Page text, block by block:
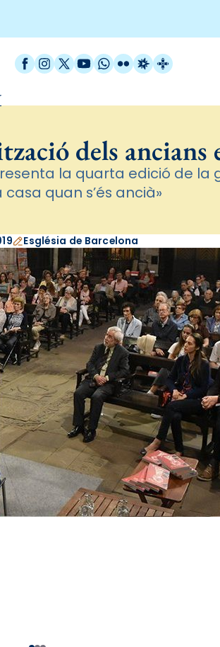
Facebook
Instagram
X / Twitter
YouTube
WhatsApp
FlickrRadio Estel
dels ancians
la quarta edició de la
quan s’és ancià»
Església de Barcelona